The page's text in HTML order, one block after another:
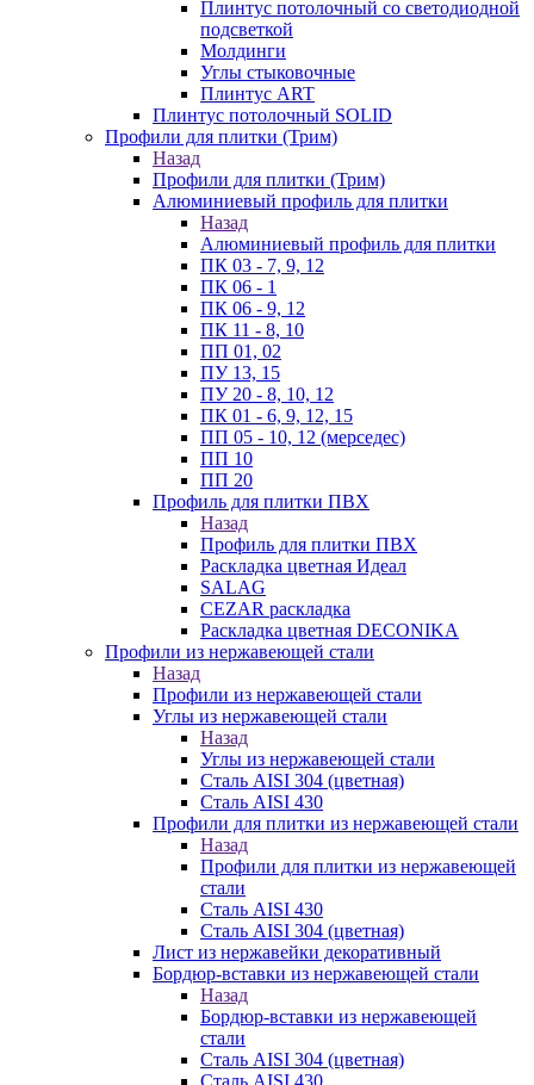
Плинтус потолочный со светодиодной
подсветкой
Молдинги
Углы стыковочные
Плинтус ART
Плинтус потолочный SOLID
Профили для плитки (Трим)
Назад
Профили для плитки (Трим)
Алюминиевый профиль для плитки
Назад
Алюминиевый профиль для плитки
ПК 03 - 7, 9, 12
ПК 06 - 1
ПК 06 - 9, 12
ПК 11 - 8, 10
ПП 01, 02
ПУ 13, 15
ПУ 20 - 8, 10, 12
ПК 01 - 6, 9, 12, 15
ПП 05 - 10, 12 (мерседес)
ПП 10
ПП 20
Профиль для плитки ПВХ
Назад
Профиль для плитки ПВХ
Раскладка цветная Идеал
SALAG
CEZAR раскладка
Раскладка цветная DECONIKA
Профили из нержавеющей стали
Назад
Профили из нержавеющей стали
Углы из нержавеющей стали
Назад
Углы из нержавеющей стали
Сталь AISI 304 (цветная)
Сталь AISI 430
Профили для плитки из нержавеющей стали
Назад
Профили для плитки из нержавеющей
стали
Сталь AISI 430
Сталь AISI 304 (цветная)
Лист из нержавейки декоративный
Бордюр-вставки из нержавеющей стали
Назад
Бордюр-вставки из нержавеющей
стали
Сталь AISI 304 (цветная)
Сталь AISI 430